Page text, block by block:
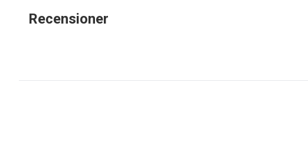
Recensioner